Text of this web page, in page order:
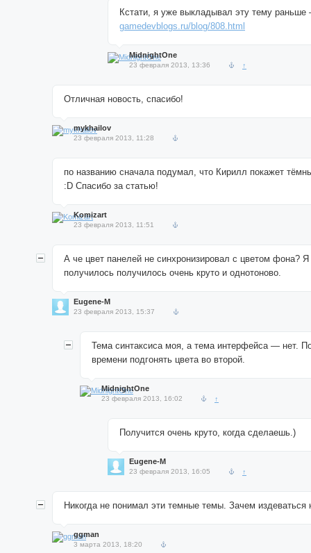
Кстати, я уже выкладывал эту тему
gamedevblogs.ru/blog/808.html
MidnightOne
23 февраля 2013, 13:36 ↑
Отличная новость, спасибо!
mykhailov
23 февраля 2013, 11:28
по названию сначала подумал, что Кирилл покажет
:D Спасибо за статью!
Komizart
23 февраля 2013, 11:51
А че цвет панелей не синхронизировал с цветом фона?
получилось получилось очень круто и однотоново.
Eugene-M
23 февраля 2013, 15:37
Тема синтаксиса моя, а тема интерфейса — нет.
времени подгонять цвета во второй.
MidnightOne
23 февраля 2013, 16:02 ↑
Получится очень круто, когда сделаешь.)
Eugene-M
23 февраля 2013, 16:05 ↑
Никогда не понимал эти темные темы. Зачем издеваться
ggman
3 марта 2013, 18:20